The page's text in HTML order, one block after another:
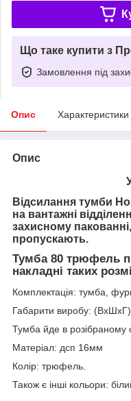
Що таке купити з
Замовлення під
Опис Характеристики
Опис
Відсилання тумби
на вантажні
захисному
пропускають.
Тумба 80 трюфель
накладні таких
Комплектація: тумба,
Габарити виробу:
Тумба йде в розібраному
Матеріал: дсп 16мм
Колір: трюфель.
Також є інші кольори: